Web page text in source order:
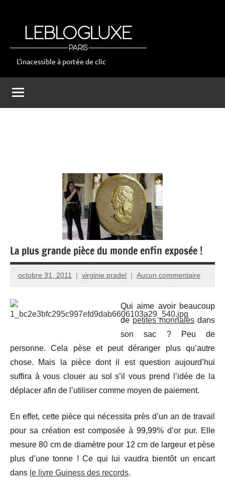
leblogluxe
L'inacessible à portée de clic
La plus grande pièce du monde enfin exposée !
octobre 31, 2011 virginie pradel Aucun commentaire
Qui aime avoir beaucoup
de petites monnaies dans
son sac ? Peu de
personne. Cela pèse et peut déranger plus qu’autre
chose. Mais la pièce dont il est question aujourd’hui
suffira à vous clouer au sol s’il vous prend l’idée de la
déplacer afin de l’utiliser comme moyen de paiement.
En effet, cette pièce qui nécessita près d’un an de travail
pour sa création est composée à 99,99% d’or pur. Elle
mesure 80 cm de diamètre pour 12 cm de largeur et pèse
plus d’une tonne ! Ce qui lui vaudra bientôt un encart
dans le livre Guiness des records.